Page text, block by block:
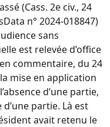
(Cass. 2e civ., 24
n° 2024-018847)
sans
est relevée d’office
commentaire, du 24
mise en application
d’une partie,
partie. Là est
avait retenu le